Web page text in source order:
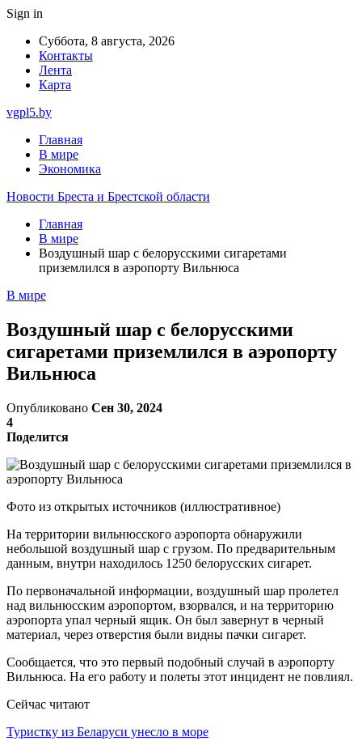
Sign in
Суббота, 8 августа, 2026
Контакты
Лента
Карта
vgpl5.by
Главная
В мире
Экономика
Новости Бреста и Брестской области
Главная
В мире
Воздушный шар с белорусскими сигаретами
приземлился в аэропорту Вильнюса
В мире
Воздушный шар с белорусскими
сигаретами приземлился в аэропорту
Вильнюса
Опубликовано Сен 30, 2024
4
Поделится
Фото из открытых источников (иллюстративное)
На территории вильнюсского аэропорта обнаружили
небольшой воздушный шар с грузом. По предварительным
данным, внутри находилось 1250 белорусских сигарет.
По первоначальной информации, воздушный шар пролетел
над вильнюсским аэропортом, взорвался, и на территорию
аэропорта упал черный ящик. Он был завернут в черный
материал, через отверстия были видны пачки сигарет.
Сообщается, что это первый подобный случай в аэропорту
Вильнюса. На его работу и полеты этот инцидент не повлиял.
Сейчас читают
Туристку из Беларуси унесло в море